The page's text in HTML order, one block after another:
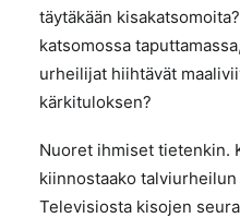
täytäkään
katsomossa
urheilijat hiihtävät
kärkituloksen?
Nuoret ihmiset tietenkin.
kiinnostaako
Televisiosta kisojen